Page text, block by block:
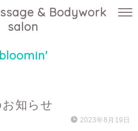
& Bodywork
salon
bloomin'
知らせ
2023年8月19日